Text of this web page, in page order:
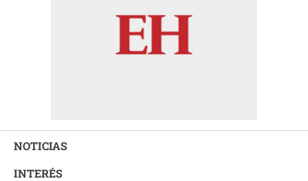
NOTICIAS
INTERÉS